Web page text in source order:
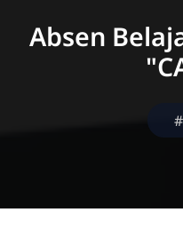
Absen